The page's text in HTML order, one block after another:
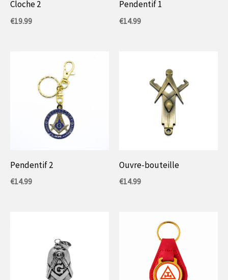
Cloche 2
€19.99
Pendentif 1
€14.99
Pendentif 2
€14.99
Ouvre-bouteille
€14.99